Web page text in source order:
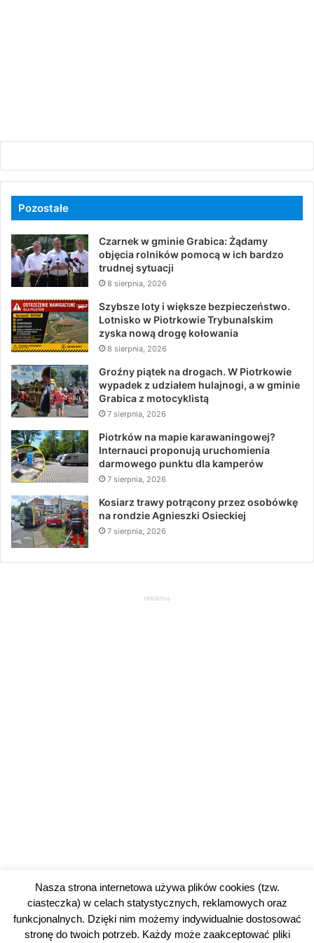
Pozostałe
Czarnek w gminie Grabica: Żądamy
objęcia rolników pomocą w ich bardzo
trudnej sytuacji
8 sierpnia, 2026
Szybsze loty i większe bezpieczeństwo.
Lotnisko w Piotrkowie Trybunalskim
zyska nową drogę kołowania
8 sierpnia, 2026
Groźny piątek na drogach. W Piotrkowie
wypadek z udziałem hulajnogi, a w gminie
Grabica z motocyklistą
7 sierpnia, 2026
Piotrków na mapie karawaningowej?
Internauci proponują uruchomienia
darmowego punktu dla kamperów
7 sierpnia, 2026
Kosiarz trawy potrącony przez osobówkę
na rondzie Agnieszki Osieckiej
7 sierpnia, 2026
reklama
Nasza strona internetowa używa plików cookies (tzw.
ciasteczka) w celach statystycznych, reklamowych oraz
funkcjonalnych. Dzięki nim możemy indywidualnie dostosować
stronę do twoich potrzeb. Każdy może zaakceptować pliki